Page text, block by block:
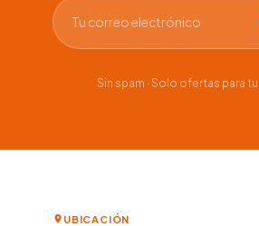
Sin spam · Solo ofertas para
UBICACIÓN